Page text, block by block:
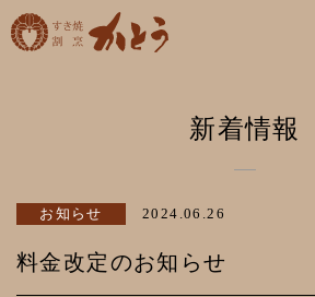
焼割
新着情報
お知らせ 2024.06.26
料金改定のお知らせ